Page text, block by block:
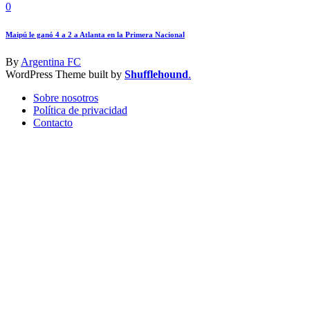
0
Maipú le ganó 4 a 2 a Atlanta en la Primera Nacional
ByArgentina FC
WordPress Theme built by Shufflehound.
Sobre nosotros
Política de privacidad
Contacto